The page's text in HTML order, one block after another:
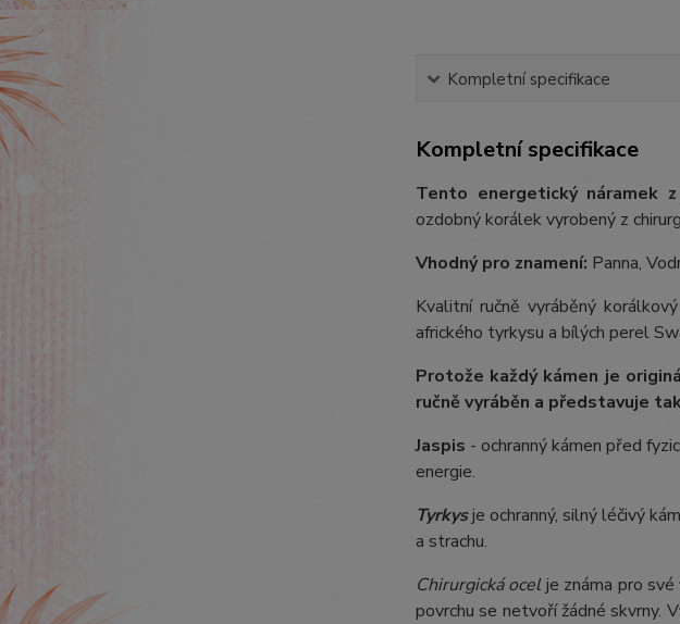
Kompletní specifikace
Kompletní specifikace
Tento energetický náramek
ozdobný korálek vyrobený z
Vhodný pro znamení: Panna,
Kvalitní ručně vyráběný
afrického tyrkysu a bílých perel
Protože každý kámen je
ručně vyráběn a představuje
Jaspis - ochranný kámen před
energie.
Tyrkysje ochranný, silný léčivý
a strachu.
Chirurgická ocel je známa pro
povrchu se netvoří žádné skvrny.